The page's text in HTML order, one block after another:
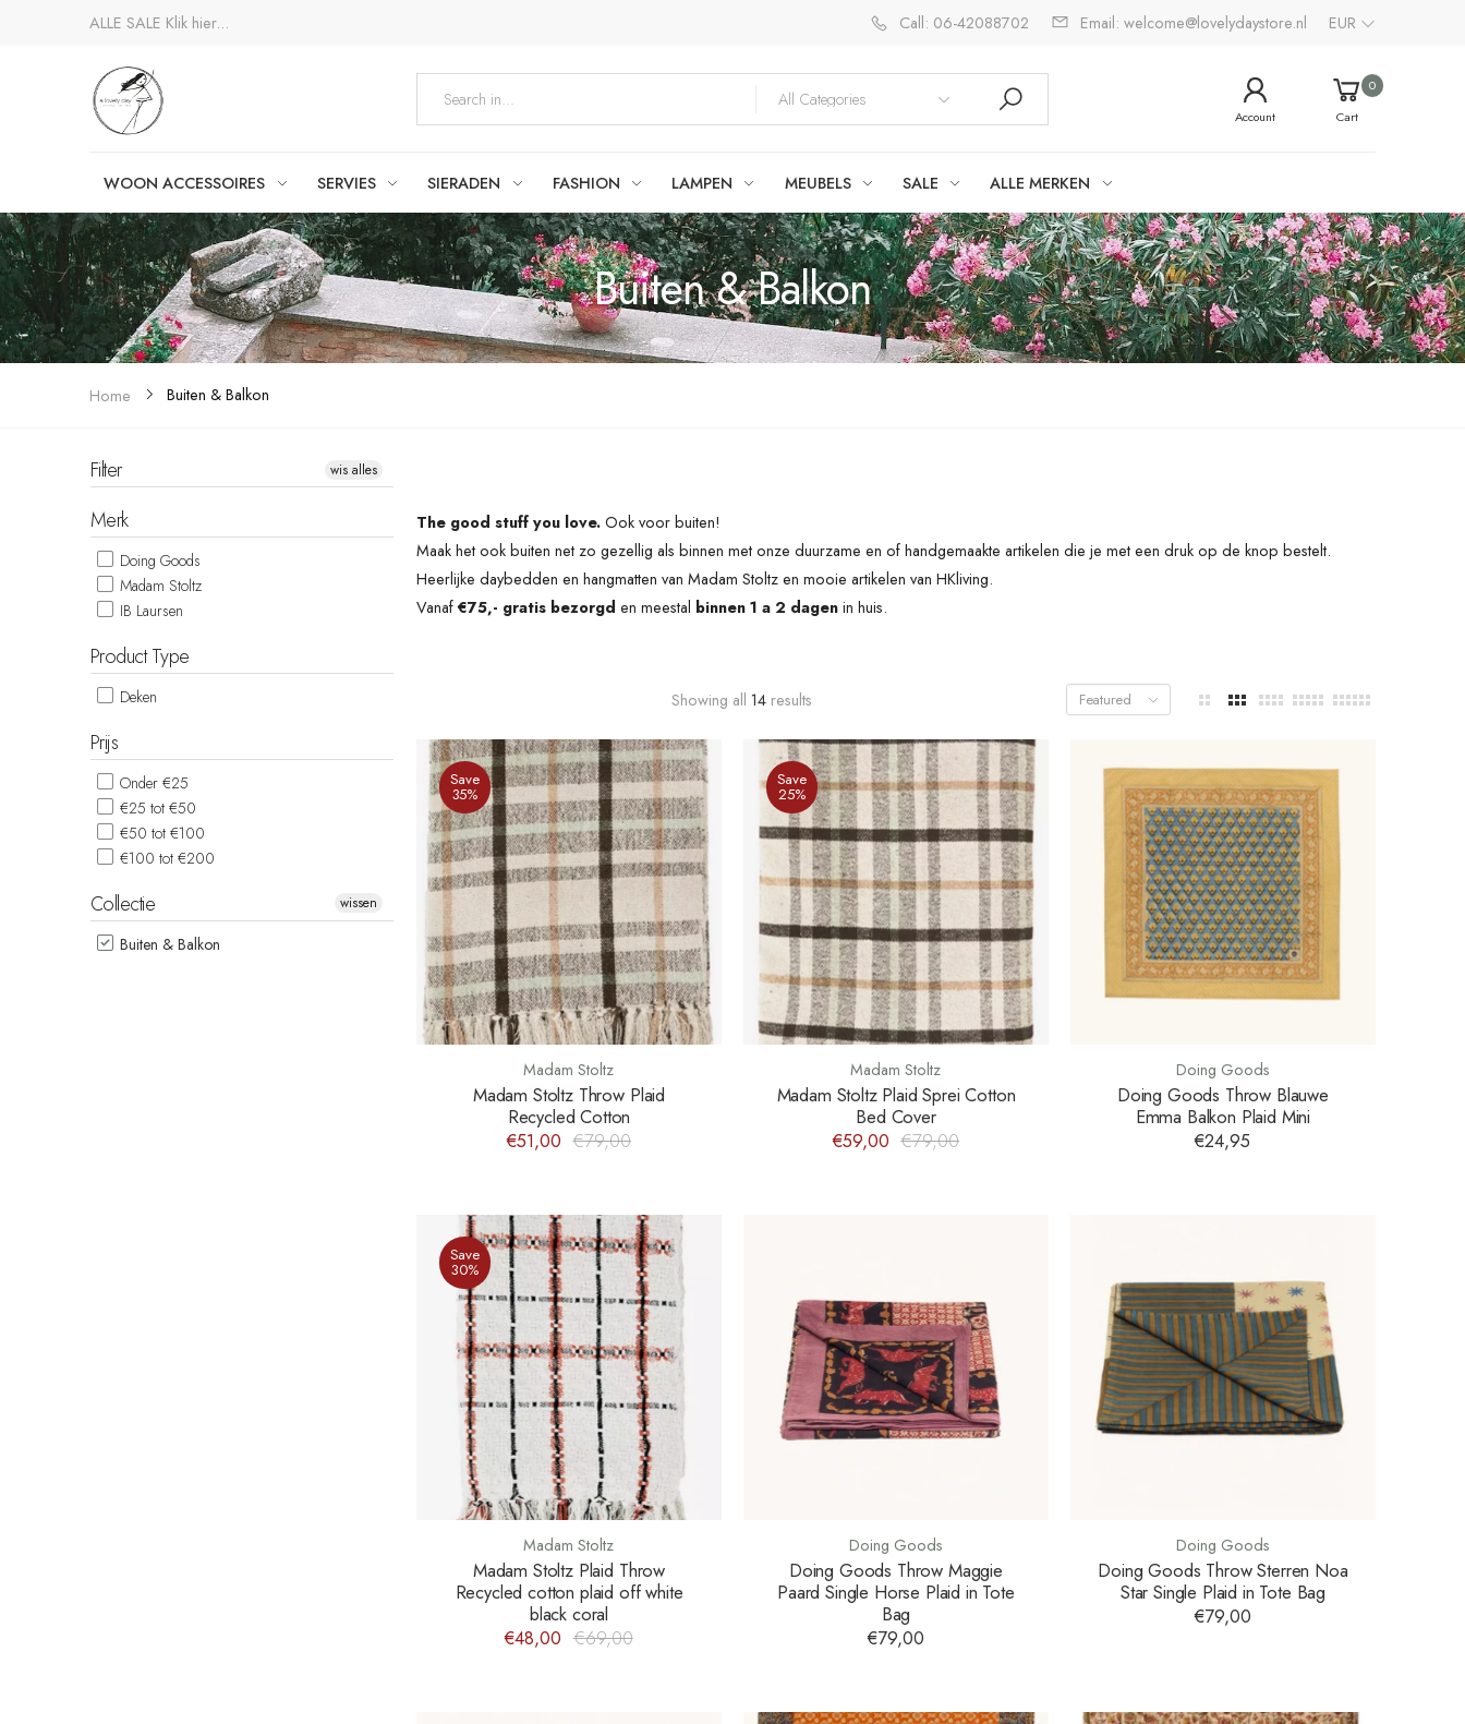
ALLE SALE Klik hier... Call: 06-42088702 Email: welcome@lovelydaystore.nl EUR
Account
0
Cart
WOON ACCESSOIRES SERVIES SIERADEN FASHION LAMPEN MEUBELS SALE ALLE MERKEN
Buiten & Balkon
Home Buiten & Balkon
The good stuff you love. Ook voor buiten!
Maak het ook buiten net zo gezellig als binnen met onze duurzame en of handgemaakte artikelen die je met een druk op de knop bestelt.
Heerlijke daybedden en hangmatten van Madam Stoltz en mooie artikelen van HKliving.
Vanaf €75,- gratis bezorgd en meestal binnen 1 a 2 dagen in huis.
Showing all 14results Featured
Save
35%
Madam Stoltz
Madam Stoltz Throw Plaid
Recycled Cotton
€51,00 €79,00
Save
25%
Madam Stoltz
Madam Stoltz Plaid Sprei Cotton
Bed Cover
€59,00 €79,00
Doing Goods
Doing Goods Throw Blauwe
Emma Balkon Plaid Mini
€24,95
Save
30%
Madam Stoltz
Madam Stoltz Plaid Throw
Recycled cotton plaid off white
black coral
€48,00 €69,00
Doing Goods
Doing Goods Throw Maggie
Paard Single Horse Plaid in Tote
Bag
€79,00
Doing Goods
Doing Goods Throw Sterren Noa
Star Single Plaid in Tote Bag
€79,00
Filter wis alles
Merk
Doing Goods
Madam Stoltz
IB Laursen
Product Type
Deken
Prijs
Onder €25
€25 tot €50
€50 tot €100
€100 tot €200
Collectie
Buiten & Balkon
wissen